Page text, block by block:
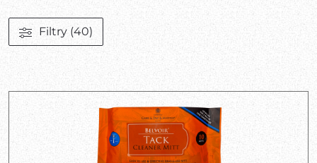
Filtry (40)